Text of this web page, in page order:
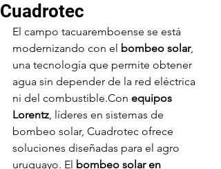
Cuadrotec
El campo tacuaremboense se está
modernizando con el bombeo solar,
una tecnología que permite obtener
agua sin depender de la red eléctrica
ni del combustible.Con equipos
Lorentz, líderes en sistemas de
bombeo solar, Cuadrotec ofrece
soluciones diseñadas para el agro
uruguayo. El bombeo solar en